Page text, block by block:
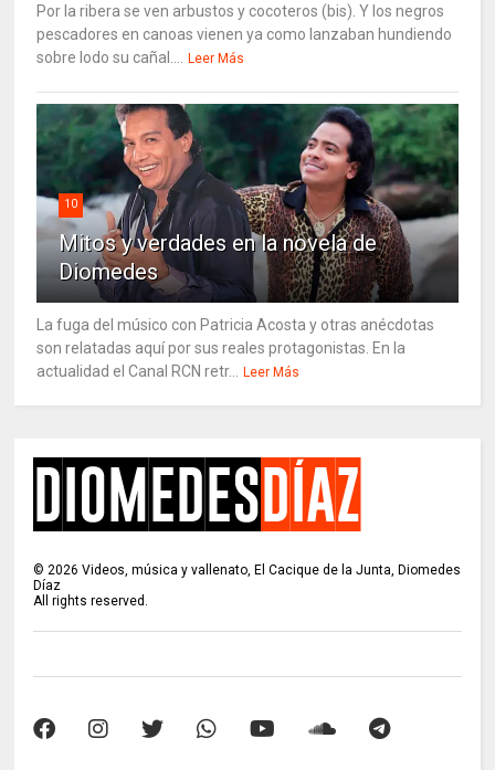
Por la ribera se ven arbustos y cocoteros (bis). Y los negros
pescadores en canoas vienen ya como lanzaban hundiendo
sobre lodo su cañal....
Leer Más
10
Mitos y verdades en la novela de
Diomedes
La fuga del músico con Patricia Acosta y otras anécdotas
son relatadas aquí por sus reales protagonistas. En la
actualidad el Canal RCN retr...
Leer Más
©2026 Videos, música y vallenato, El Cacique de la Junta, Diomedes
Díaz
All rights reserved.